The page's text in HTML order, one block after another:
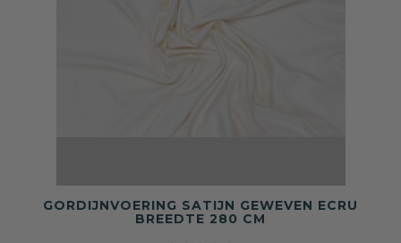
GORDIJNVOERING SATIJN GEWEVEN ECRU
BREEDTE 280 CM